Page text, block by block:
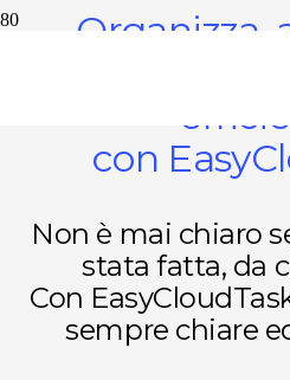
Organizza,
con
Non è mai chiaro
stata fatta, da
Con
sempre chiare